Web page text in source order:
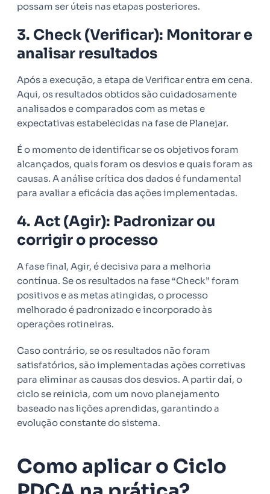
possam ser úteis nas etapas posteriores.
3. Check (Verificar): Monitorar e
analisar resultados
Após a execução, a etapa de Verificar entra em cena.
Aqui, os resultados obtidos são cuidadosamente
analisados e comparados com as metas e
expectativas estabelecidas na fase de Planejar.
É o momento de identificar se os objetivos foram
alcançados, quais foram os desvios e quais foram as
causas. A análise crítica dos dados é fundamental
para avaliar a eficácia das ações implementadas.
4. Act (Agir): Padronizar ou
corrigir o processo
A fase final, Agir, é decisiva para a melhoria
contínua. Se os resultados na fase “Check” foram
positivos e as metas atingidas, o processo
melhorado é padronizado e incorporado às
operações rotineiras.
Caso contrário, se os resultados não foram
satisfatórios, são implementadas ações corretivas
para eliminar as causas dos desvios. A partir daí, o
ciclo se reinicia, com um novo planejamento
baseado nas lições aprendidas, garantindo a
evolução constante do sistema.
Como aplicar o Ciclo